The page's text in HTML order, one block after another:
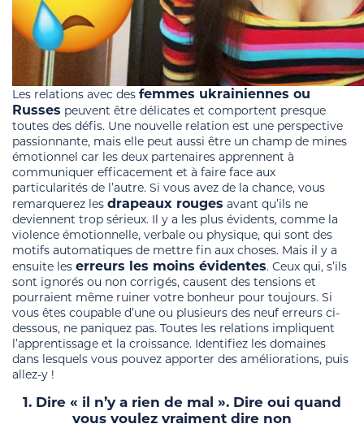
Les relations avec des femmes ukrainiennes ou
Russes peuvent être délicates et comportent presque
toutes des défis. Une nouvelle relation est une perspective
passionnante, mais elle peut aussi être un champ de mines
émotionnel car les deux partenaires apprennent à
communiquer efficacement et à faire face aux
particularités de l’autre. Si vous avez de la chance, vous
remarquerez les drapeaux rouges avant qu’ils ne
deviennent trop sérieux. Il y a les plus évidents, comme la
violence émotionnelle, verbale ou physique, qui sont des
motifs automatiques de mettre fin aux choses. Mais il y a
ensuite les erreurs les moins évidentes. Ceux qui, s’ils
sont ignorés ou non corrigés, causent des tensions et
pourraient même ruiner votre bonheur pour toujours. Si
vous êtes coupable d’une ou plusieurs des neuf erreurs ci-
dessous, ne paniquez pas. Toutes les relations impliquent
l’apprentissage et la croissance. Identifiez les domaines
dans lesquels vous pouvez apporter des améliorations, puis
allez-y !
1. Dire « il n’y a rien de mal ». Dire oui quand
vous voulez vraiment dire non